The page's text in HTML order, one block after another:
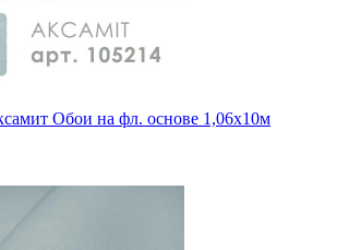
Обои на фл. основе 1,06х10м